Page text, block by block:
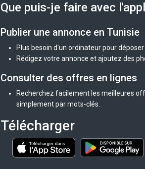
Que puis-je faire avec
Publier une annonce en Tunisie
Plus besoin d'un ordinateur pour
Rédigez votre annonce et ajoutez des
Consulter des offres en lignes
Recherchez facilement les meilleures
simplement par mots-clés.
Télécharger